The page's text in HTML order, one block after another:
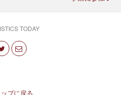
TODAY
ップに戻る